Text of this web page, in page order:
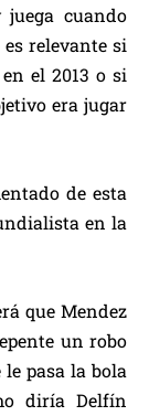
cuando
relevante si
el 2013 o si
era jugar
de esta
en la
que Mendez
un robo
pasa la bola
diría Delfín